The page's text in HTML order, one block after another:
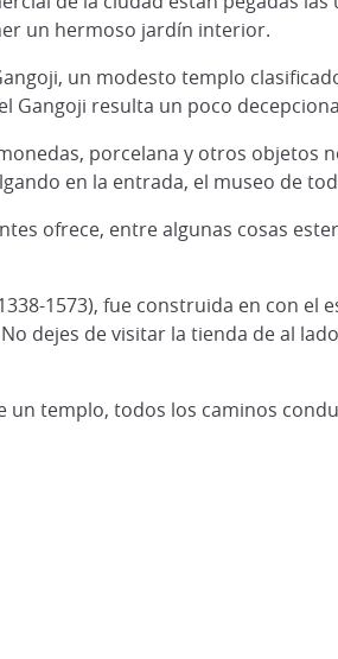
un hermoso jardín interior.
un modesto templo
Gangoji resulta un poco
porcelana y otros
en la entrada, el museo de
ofrece, entre algunas cosas
1573), fue construida en con
dejes de visitar la tienda de al
templo, todos los caminos